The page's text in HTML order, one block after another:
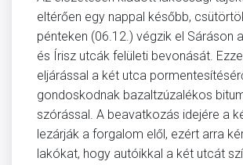
eltérően egy nappal később,
pénteken (06.12.) végzik el Sáráson
és Írisz utcák felületi bevonását.
eljárással a két utca
gondoskodnak bazaltzúzalékos
szórással. A beavatkozás idejére a
lezárják a forgalom elől, ezért arra
lakókat, hogy autóikkal a két utcát